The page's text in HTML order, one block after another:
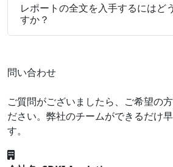
レポートの全文を入手するにはど
すか？
問い合わせ
ご質問がございましたら、ご希望の
ださい。弊社のチームができるだけ
す。